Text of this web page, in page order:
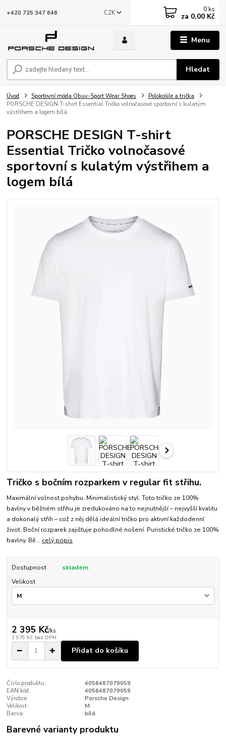
Menu
CZK
Hledat
+420 725 347 646 0 ks
za 0,00 Kč
Úvod Sportovní móda Obuv-Sport Wear Shoes
Polokošile a trička
PORSCHE DESIGN T-shirt Essential Tričko volnočasové sportovní s kulatým
výstřihem a logem bílá
PORSCHE DESIGN T-shirt
Essential Tričko volnočasové
sportovní s kulatým výstřihem a
logem bílá
Tričko s bočním rozparkem v regular fit střihu.
Maximální volnost pohybu. Minimalistický styl. Toto tričko ze 100%
bavlny v běžném střihu je zredukováno na to nejnutnější – nejvyšší kvalitu
a dokonalý střih – což z něj dělá ideální tričko pro aktivní každodenní
život. Boční rozparek zajišťuje pohodlné nošení. Puristické tričko ze 100%
bavlny. Bě... celý popis
Dostupnost
skladem
Velikost
2 395 Kč/ks
1 979 Kč bez DPH
Přidat do košíku
Číslo produktu:
4056487079059
EAN kód:
4056487079059
Výrobce:
Porsche Design
Velikost:
M
Barva:
bílá
Barevné varianty produktu